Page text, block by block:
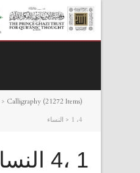
> Calligraphy (21272 Items)
> 1 ،4 النساء
1 ،4 النساء